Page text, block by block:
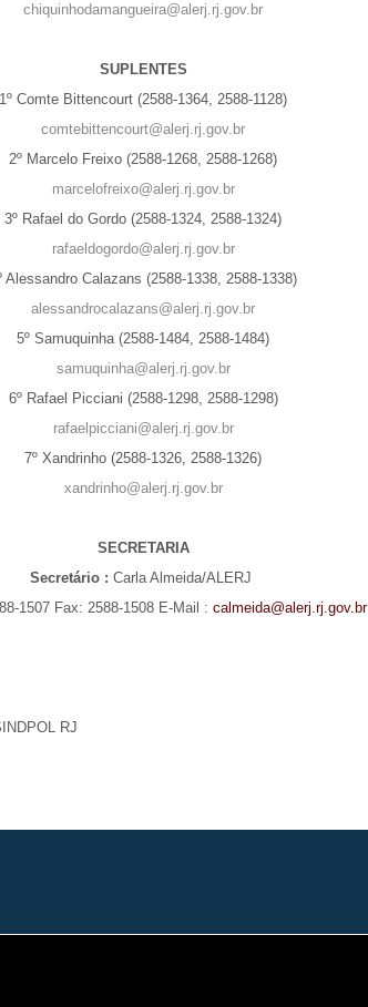
chiquinhodamangueira@alerj.rj.gov.br
SUPLENTES
1º Comte Bittencourt (2588-1364, 2588-1128)
comtebittencourt@alerj.rj.gov.br
2º Marcelo Freixo (2588-1268, 2588-1268)
marcelofreixo@alerj.rj.gov.br
3º Rafael do Gordo (2588-1324, 2588-1324)
rafaeldogordo@alerj.rj.gov.br
Alessandro Calazans (2588-1338, 2588-1338)
alessandrocalazans@alerj.rj.gov.br
5º Samuquinha (2588-1484, 2588-1484)
samuquinha@alerj.rj.gov.br
6º Rafael Picciani (2588-1298, 2588-1298)
rafaelpicciani@alerj.rj.gov.br
7º Xandrinho (2588-1326, 2588-1326)
xandrinho@alerj.rj.gov.br
SECRETARIA
Secretário : Carla Almeida/ALERJ
1507 Fax: 2588-1508 E-Mail : calmeida@alerj.rj.gov.br
RJ